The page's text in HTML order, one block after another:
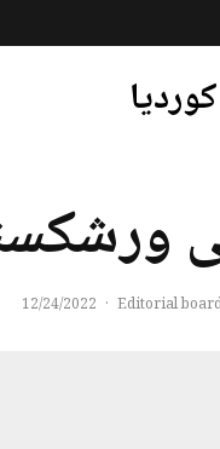
کوردیا
·
12/24/2022